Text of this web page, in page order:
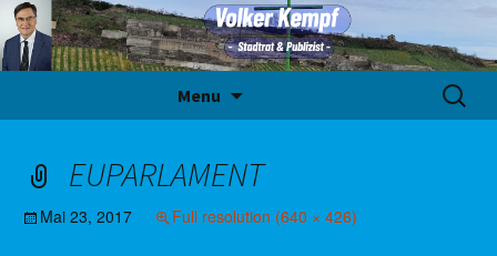
Menu
Suche
nach:
EUPARLAMENT
Mai 23, 2017 Full resolution (640 × 426)